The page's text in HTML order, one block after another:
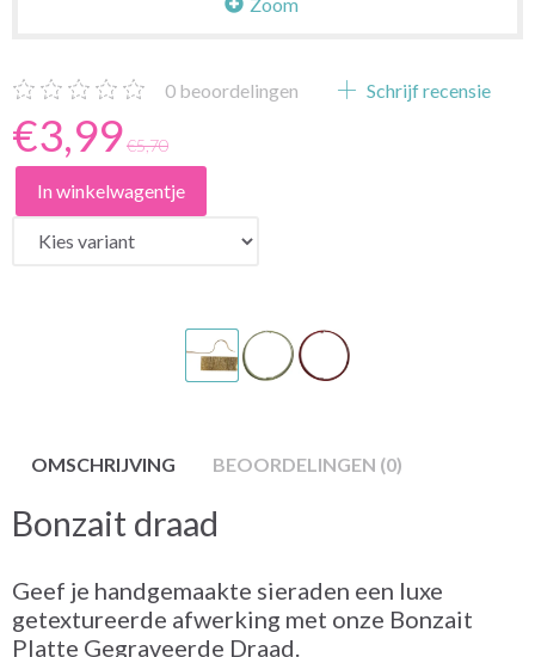
0 beoordelingen Schrijf recensie
€3,99€5,70
In winkelwagentje
OMSCHRIJVING BEOORDELINGEN (0)
Bonzait draad
Geef je handgemaakte sieraden een luxe
getextureerde afwerking met onze Bonzait
Platte Gegraveerde Draad.